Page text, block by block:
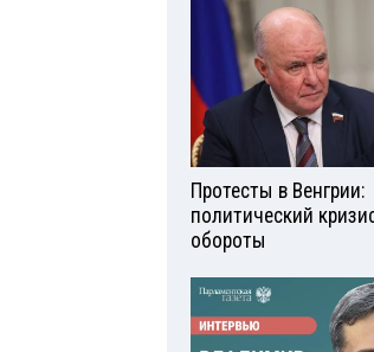
Протесты в Венгрии:
политический
обороты